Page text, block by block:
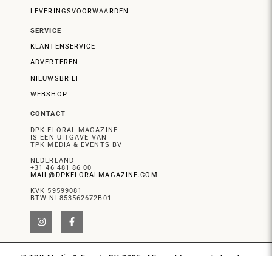
LEVERINGSVOORWAARDEN
SERVICE
KLANTENSERVICE
ADVERTEREN
NIEUWSBRIEF
WEBSHOP
CONTACT
DPK FLORAL MAGAZINE
IS EEN UITGAVE VAN
TPK MEDIA & EVENTS BV
NEDERLAND
+31 46 481 86 00
MAIL@DPKFLORALMAGAZINE.COM
KVK 59599081
BTW NL853562672B01